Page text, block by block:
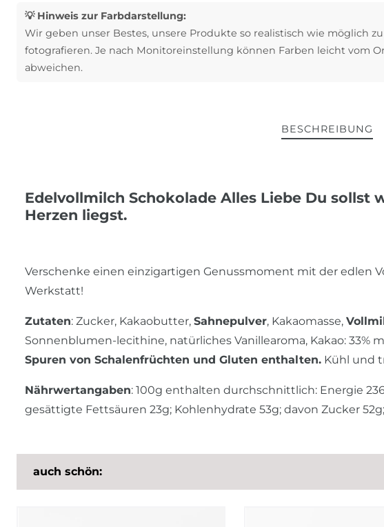
💡 Hinweis zur Farbdarstellung:
Wir geben unser Bestes, unsere Produkte so realistisch wie möglich zu
fotografieren. Je nach Monitoreinstellung können Farben leicht vom
abweichen.
BESCHREIBUNG
Edelvollmilch Schokolade Alles Liebe Du sollst
Herzen liegst.
Verschenke einen einzigartigen Genussmoment mit der edlen
Werkstatt!
Zutaten: Zucker, Kakaobutter, Sahnepulver, Kakaomasse,
Sonnenblumen-lecithine, natürliches Vanillearoma, Kakao: 33%
Spuren von Schalenfrüchten und Gluten enthalten. Kühl und
Nährwertangaben: 100g enthalten durchschnittlich: Energie
gesättigte Fettsäuren 23g; Kohlenhydrate 53g; davon Zucker 52g;
auch schön: